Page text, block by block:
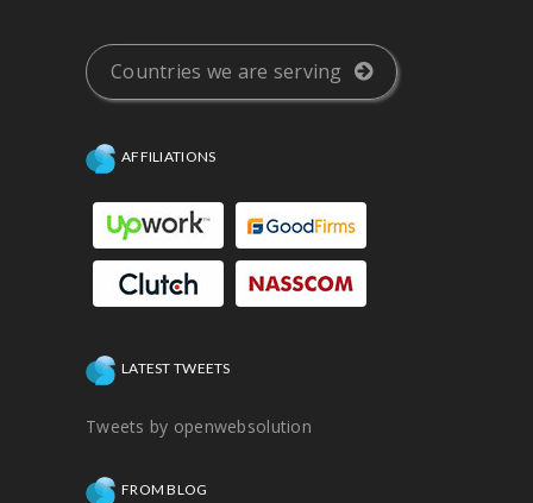
Countries we are serving
AFFILIATIONS
LATEST TWEETS
Tweets by openwebsolution
FROM BLOG